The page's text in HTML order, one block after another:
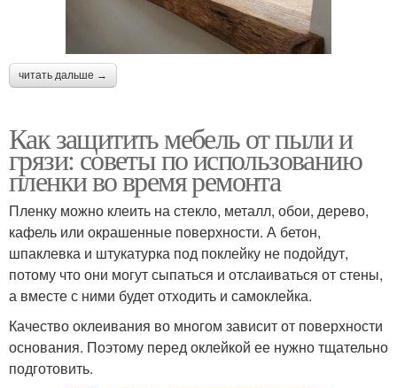
читать дальше →
Как защитить мебель от пыли и
грязи: советы по использованию
пленки во время ремонта
Пленку можно клеить на стекло, металл, обои, дерево,
кафель или окрашенные поверхности. А бетон,
шпаклевка и штукатурка под поклейку не подойдут,
потому что они могут сыпаться и отслаиваться от стены,
а вместе с ними будет отходить и самоклейка.
Качество оклеивания во многом зависит от поверхности
основания. Поэтому перед оклейкой ее нужно тщательно
подготовить.